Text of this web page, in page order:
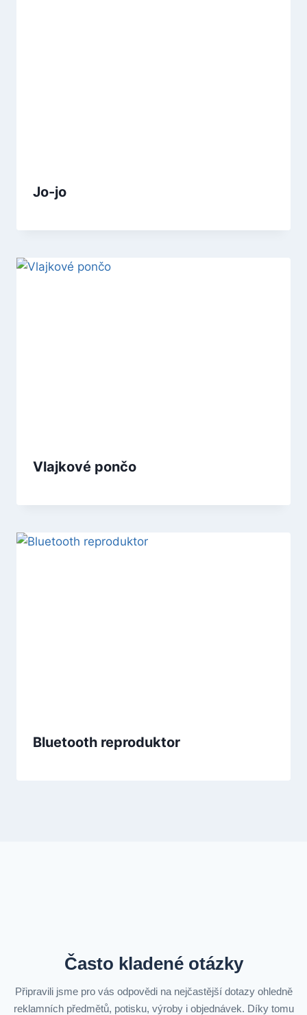
Jo-jo
Vlajkové pončo
Bluetooth reproduktor
Často kladené otázky
Připravili jsme pro vás odpovědi na nejčastější dotazy ohledně
reklamních předmětů, potisku, výroby i objednávek. Díky tomu